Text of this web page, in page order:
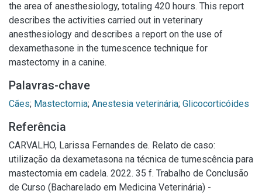
the area of anesthesiology, totaling 420 hours. This report
describes the activities carried out in veterinary
anesthesiology and describes a report on the use of
dexamethasone in the tumescence technique for
mastectomy in a canine.
Palavras-chave
Cães; Mastectomia; Anestesia veterinária; Glicocorticóides
Referência
CARVALHO, Larissa Fernandes de. Relato de caso:
utilização da dexametasona na técnica de tumescência para
mastectomia em cadela. 2022. 35 f. Trabalho de Conclusão
de Curso (Bacharelado em Medicina Veterinária) -